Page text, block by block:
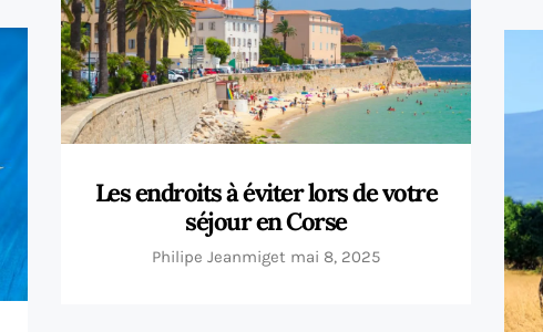
Les endroits à éviter lors de votre
séjour en Corse
Philipe Jeanmiget mai 8, 2025